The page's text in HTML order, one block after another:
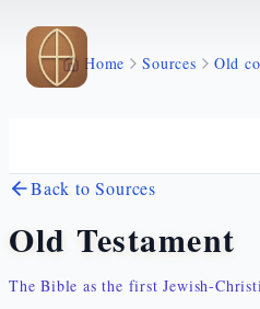
Skip to main content
Home Sources Old
Back to Sources
Old Testament
The Bible as the first Jewish-